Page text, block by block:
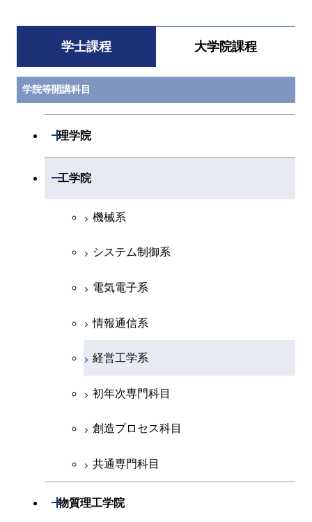
学士課程 大学院課程
学院等開講科目
理学院
開閉
物理学系
地球惑星科学系
初年次専門科目
創造プロセス科目
共通専門科目
工学院
開閉
機械系
システム制御系
電気電子系
情報通信系
経営工学系
初年次専門科目
創造プロセス科目
共通専門科目
物質理工学院
開閉